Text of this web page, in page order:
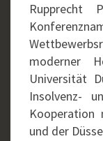
Rupprecht
moderner
Universität
Insolvenz-
und der